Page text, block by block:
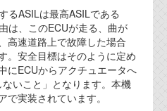
るASILは最高ASILである
は、このECUが走る、曲が
高速道路上で故障した場合
。安全目標はそのように定め
にECUからアクチュエータへ
いこと」となります。本機
実装されています。